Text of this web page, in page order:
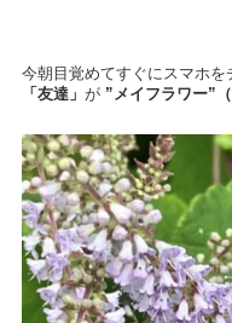
今朝目覚めてすぐにスマホ
「友達」 が”メイフラワー”